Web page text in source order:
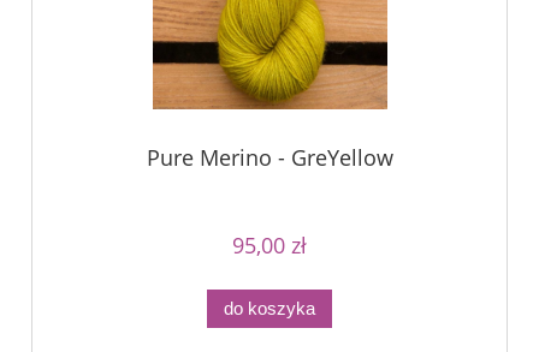
Pure Merino - GreYellow
95,00 zł
do koszyka